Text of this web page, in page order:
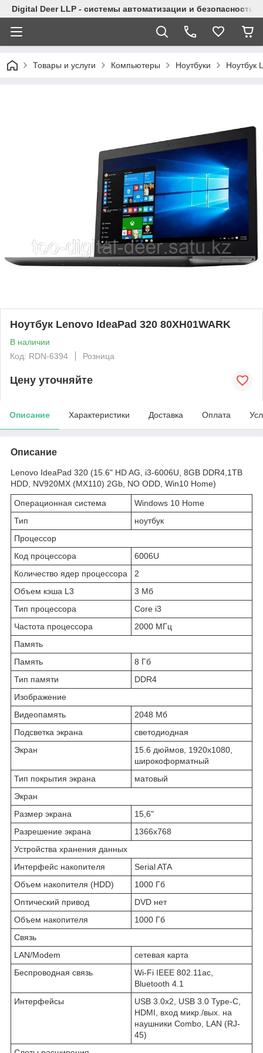
Digital Deer LLP - системы автоматизации и безопасности
Товары и услуги Компьютеры Ноутбуки Ноутбук
Ноутбук Lenovo IdeaPad 320 80XH01WARK
В наличии
Код: RDN-6394
Розница
Цену уточняйте
Описание Характеристики Доставка Оплата
Описание
Lenovo IdeaPad 320 (15.6" HD AG, i3-6006U, 8GB DDR4,1TB
HDD, NV920MX (MX110) 2Gb, NO ODD, Win10 Home)
Операционная система
Windows 10 Home
Тип
ноутбук
Процессор
Код процессора
6006U
Количество ядер процессора
2
Объем кэша L3
3 Мб
Тип процессора
Core i3
Частота процессора
2000 МГц
Память
Память
8 Гб
Тип памяти
DDR4
Изображение
Видеопамять
2048 Мб
Подсветка экрана
светодиодная
Экран
15.6 дюймов, 1920x1080,
широкоформатный
Тип покрытия экрана
матовый
Экран
Размер экрана
15,6"
Разрешение экрана
1366x768
Устройства хранения данных
Интерфейс накопителя
Serial ATA
Объем накопителя (HDD)
1000 Гб
Оптический привод
DVD нет
Объем накопителя
1000 Гб
Связь
LAN/Modem
сетевая карта
Беспроводная связь
Wi-Fi IEEE 802.11ac,
Bluetooth 4.1
Интерфейсы
USB 3.0x2, USB 3.0 Type-C,
HDMI, вход микр./вых. на
наушники Combo, LAN (RJ-
45)